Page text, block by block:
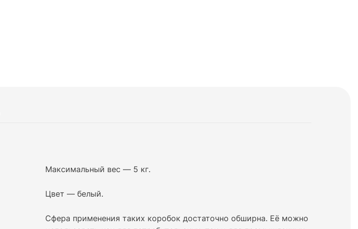
Максимальный вес — 5 кг.
Цвет — белый.
Сфера применения таких коробок достаточно обширна. Её можно